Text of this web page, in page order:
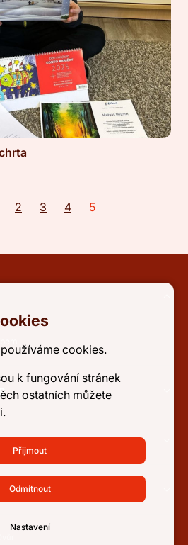
2 3 4 5
cookies.
k fungování stránek
ostatních můžete
Přijmout
Odmítnout
Nastavení